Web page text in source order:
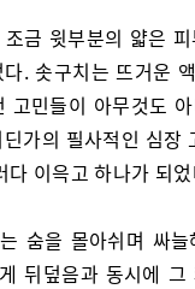
금 윗부분의 얇은
다. 솟구치는 뜨거운
고민들이 아무것도
가의 필사적인 심장
다 이윽고 하나가 되
숨을 몰아쉬며 싸
뒤덮음과 동시에